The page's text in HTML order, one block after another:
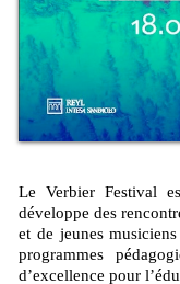
Le Verbier Festival est un festival de musique classique qui
développe des
et de jeunes
programmes
d’excellence pour